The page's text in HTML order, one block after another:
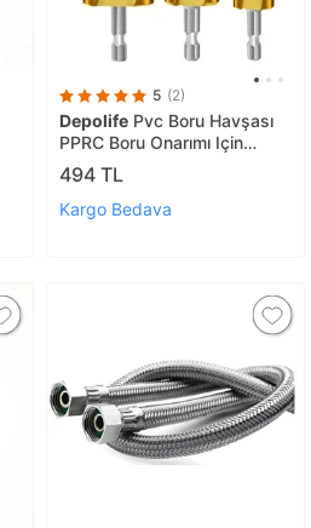
5 (2)
Depolife Pvc Boru Havşası
PPRC Boru Onarımı Için
Rayba 3lü Matkap Ucu Boru
Tamir Delme Genişletme
Tıraşlama seti
494 TL
Kargo Bedava